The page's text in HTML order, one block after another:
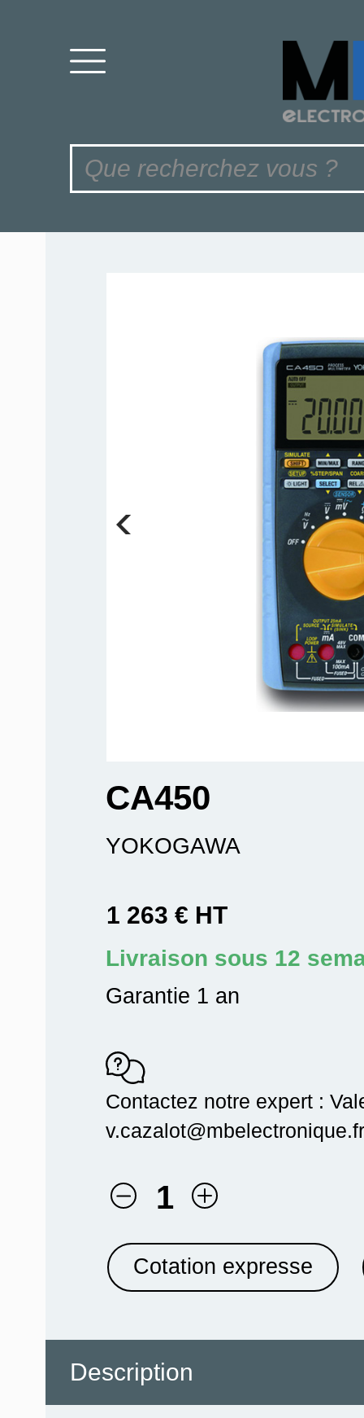
CA450
YOKOGAWA
1 263 € HT
Livraison sous 12
Garantie 1 an
Contactez notre expert :
1
Cotation expresse
Description